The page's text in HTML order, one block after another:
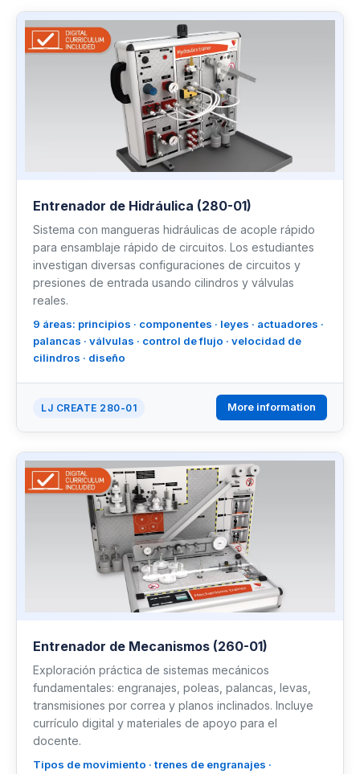
TECHNICAL ED. & ENG.
Hydrogen Education
Automotive Technology
Electronic Engineering
Industrial Control
Civil Engineering
MORE
Infrastructure
Articles
Support
Contact Us
Entrenador de Hidráulica (280-01)
Sistema con mangueras hidráulicas de acople rápido
para ensamblaje rápido de circuitos. Los estudiantes
investigan diversas configuraciones de circuitos y
presiones de entrada usando cilindros y válvulas
reales.
9 áreas: principios · componentes · leyes · actuadores ·
palancas · válvulas · control de flujo · velocidad de
cilindros · diseño
LJ CREATE 280-01 More information
Entrenador de Mecanismos (260-01)
Exploración práctica de sistemas mecánicos
fundamentales: engranajes, poleas, palancas, levas,
transmisiones por correa y planos inclinados. Incluye
currículo digital y materiales de apoyo para el
docente.
Tipos de movimiento · trenes de engranajes ·